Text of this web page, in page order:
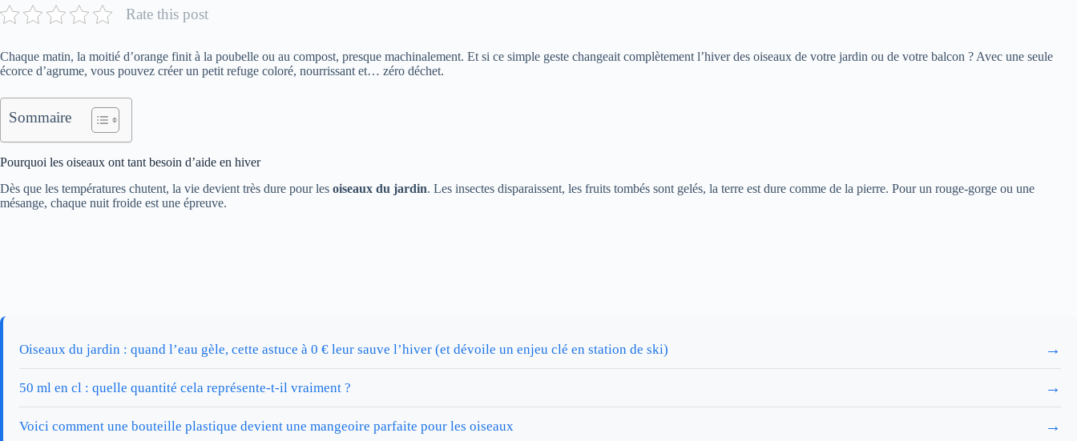
Rate this post
Chaque matin, la moitié d’orange finit à la poubelle ou au compost, presque machinalement. Et si ce simple geste changeait complètement l’hiver des oiseaux de votre jardin ou de votre balcon ? Avec une seule
écorce d’agrume, vous pouvez créer un petit refuge coloré, nourrissant et… zéro déchet.
Sommaire
Pourquoi les oiseaux ont tant besoin d’aide en hiver
Dès que les températures chutent, la vie devient très dure pour les oiseaux du jardin. Les insectes disparaissent, les fruits tombés sont gelés, la terre est dure comme de la pierre. Pour un rouge-gorge ou une
mésange, chaque nuit froide est une épreuve.
Oiseaux du jardin : quand l’eau gèle, cette astuce à 0 € leur sauve l’hiver (et dévoile un enjeu clé en station de ski) →
50 ml en cl : quelle quantité cela représente-t-il vraiment ? →
Voici comment une bouteille plastique devient une mangeoire parfaite pour les oiseaux →